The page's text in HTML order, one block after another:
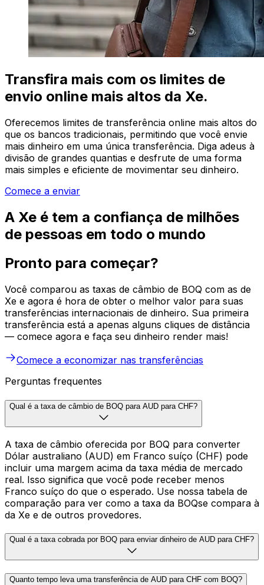
Transfira mais com os limites de
envio online mais altos da Xe.
Oferecemos limites de transferência online mais altos do
que os bancos tradicionais, permitindo que você envie
mais dinheiro em uma única transferência. Diga adeus à
divisão de grandes quantias e desfrute de uma forma
mais simples e eficiente de movimentar seu dinheiro.
Comece a enviar
A Xe é tem a confiança de milhões
de pessoas em todo o mundo
Pronto para começar?
Você comparou as taxas de câmbio de BOQ com as de
Xe e agora é hora de obter o melhor valor para suas
transferências internacionais de dinheiro. Sua primeira
transferência está a apenas alguns cliques de distância
— comece agora e faça seu dinheiro render mais!
Comece a economizar nas transferências
Perguntas frequentes
Qual é a taxa de câmbio de BOQ para AUD para CHF?
A taxa de câmbio oferecida por BOQ para converter
Dólar australiano (AUD) em Franco suíço (CHF) pode
incluir uma margem acima da taxa média de mercado
real. Isso significa que você pode receber menos
Franco suíço do que o esperado. Use nossa tabela de
comparação para ver como a taxa da BOQse compara à
da Xe e de outros provedores.
Qual é a taxa cobrada por BOQ para enviar dinheiro de AUD para CHF?
Quanto tempo leva uma transferência de AUD para CHF com BOQ?